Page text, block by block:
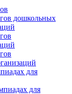
дошкольных
для
для